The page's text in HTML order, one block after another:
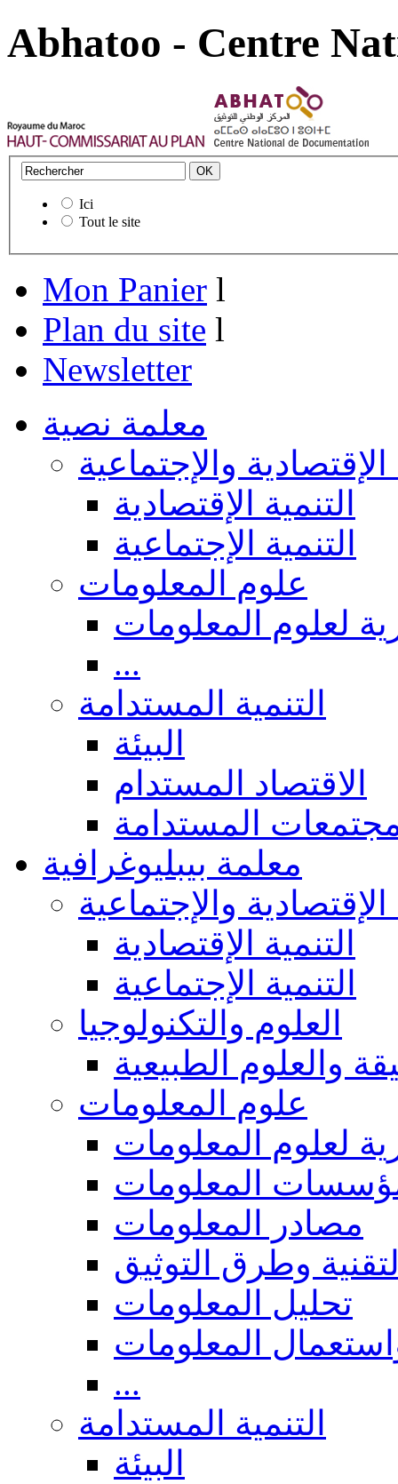
Abhatoo - Centre
Ici
Tout le site
Mon Panier l
Plan du site l
Newsletter
معلمة نصية
الإقتصادية والإجتماعية
التنمية الإقتصادية
التنمية الإجتماعية
علوم المعلومات
لعلوم المعلومات
...
التنمية المستدامة
البيئة
الاقتصاد المستدام
المستدامة
معلمة بيبليوغرافية
الإقتصادية والإجتماعية
التنمية الإقتصادية
التنمية الإجتماعية
العلوم والتكنولوجيا
والعلوم الطبيعية
علوم المعلومات
لعلوم المعلومات
المعلومات
مصادر المعلومات
وطرق التوثيق
تحليل المعلومات
المعلومات
...
التنمية المستدامة
البيئة